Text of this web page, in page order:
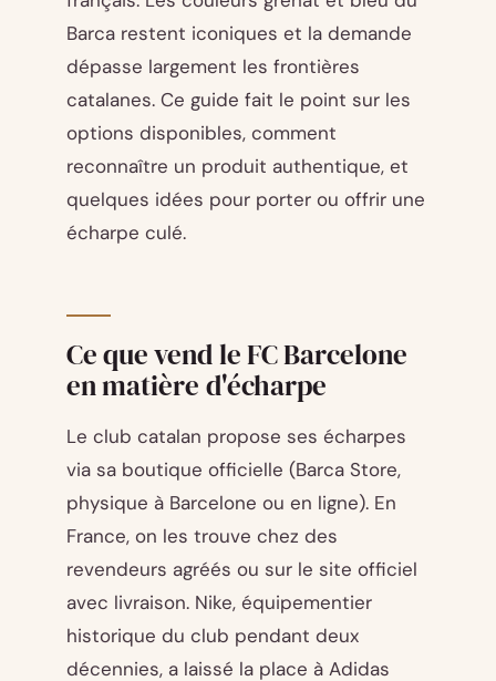
Barca restent iconiques et la demande
dépasse largement les frontières
catalanes. Ce guide fait le point sur les
options disponibles, comment
reconnaître un produit authentique, et
quelques idées pour porter ou offrir une
écharpe culé.
Ce que vend le FC Barcelone
en matière d'écharpe
Le club catalan propose ses écharpes
via sa boutique officielle (Barca Store,
physique à Barcelone ou en ligne). En
France, on les trouve chez des
revendeurs agréés ou sur le site officiel
avec livraison. Nike, équipementier
historique du club pendant deux
décennies, a laissé la place à Adidas